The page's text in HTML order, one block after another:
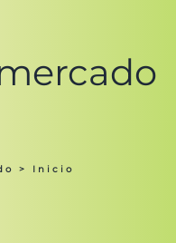
> Inicio